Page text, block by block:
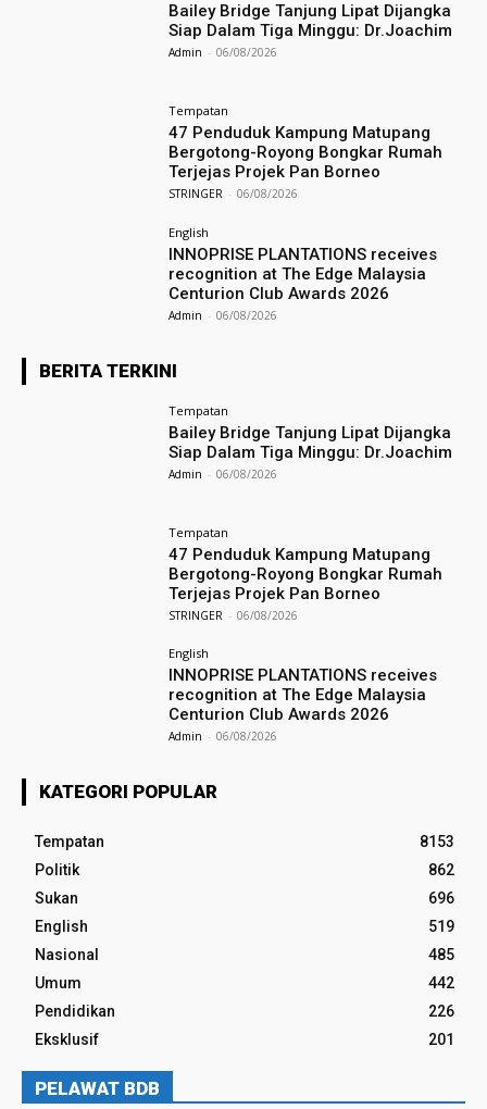
Bailey Bridge Tanjung Lipat Dijangka
Siap Dalam Tiga Minggu: Dr.Joachim
Admin - 06/08/2026
Tempatan
47 Penduduk Kampung Matupang
Bergotong-Royong Bongkar Rumah
Terjejas Projek Pan Borneo
STRINGER - 06/08/2026
English
INNOPRISE PLANTATIONS receives
recognition at The Edge Malaysia
Centurion Club Awards 2026
Admin - 06/08/2026
BERITA TERKINI
Tempatan
Bailey Bridge Tanjung Lipat Dijangka
Siap Dalam Tiga Minggu: Dr.Joachim
Admin - 06/08/2026
Tempatan
47 Penduduk Kampung Matupang
Bergotong-Royong Bongkar Rumah
Terjejas Projek Pan Borneo
STRINGER - 06/08/2026
English
INNOPRISE PLANTATIONS receives
recognition at The Edge Malaysia
Centurion Club Awards 2026
Admin - 06/08/2026
KATEGORI POPULAR
Tempatan
8153
Politik
862
Sukan
696
English
519
Nasional
485
Umum
442
Pendidikan
226
Eksklusif
201
PELAWAT BDB